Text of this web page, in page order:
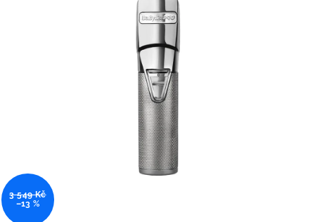
3 549 Kč
–13 %